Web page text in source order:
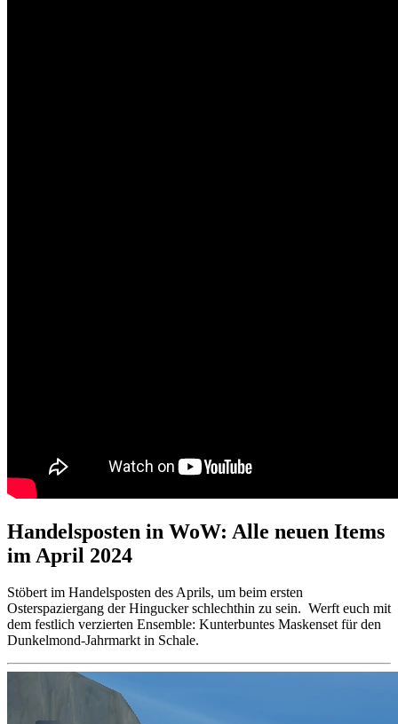
Handelsposten in WoW: Alle neuen Items
im April 2024
Stöbert im Handelsposten des Aprils, um beim ersten
Osterspaziergang der Hingucker schlechthin zu sein. Werft euch mit
dem festlich verzierten Ensemble: Kunterbuntes Maskenset für den
Dunkelmond-Jahrmarkt in Schale.